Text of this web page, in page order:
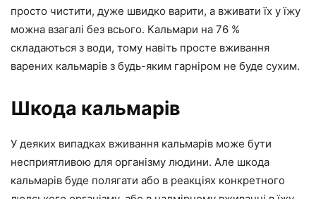
просто чистити, дуже швидко варити, а вживати їх у їжу
можна взагалі без всього. Кальмари на 76 %
складаються з води, тому навіть просте вживання
варених кальмарів з будь-яким гарніром не буде сухим.
Шкода кальмарів
У деяких випадках вживання кальмарів може бути
несприятливою для організму людини. Але шкода
кальмарів буде полягати або в реакціях конкретного